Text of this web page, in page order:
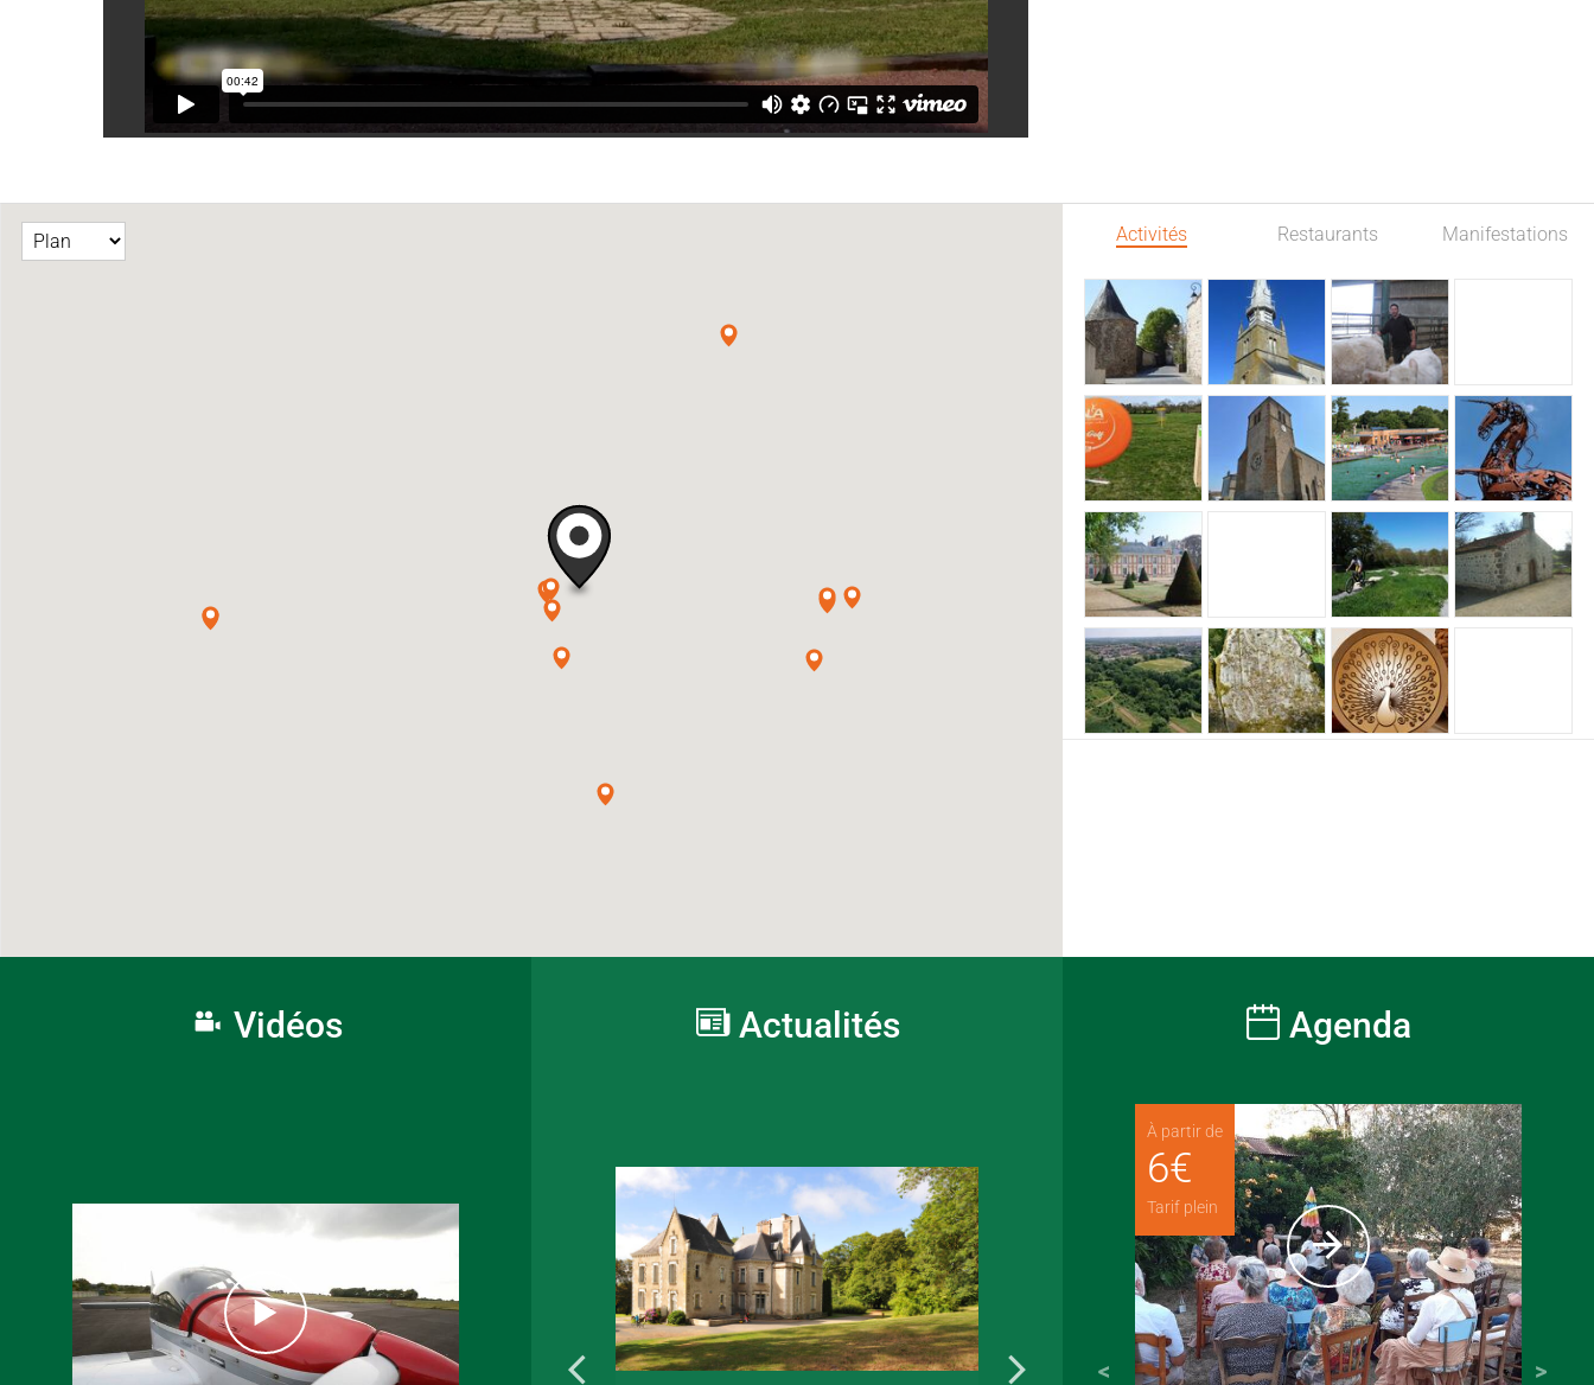
Activités Restaurants Manifestations
Vidéos Actualités Agenda
À partir de
6€
Tarif plein